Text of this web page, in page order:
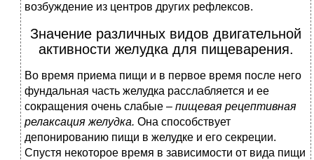
возбуждение из центров других рефлексов.
Значение различных видов двигательной
активности желудка для пищеварения.
Во время приема пищи и в первое время после него
фундальная часть желудка расслабляется и ее
сокращения очень слабые – пищевая рецептивная
релаксация желудка. Она способствует
депонированию пищи в желудке и его секреции.
Спустя некоторое время в зависимости от вида пищи